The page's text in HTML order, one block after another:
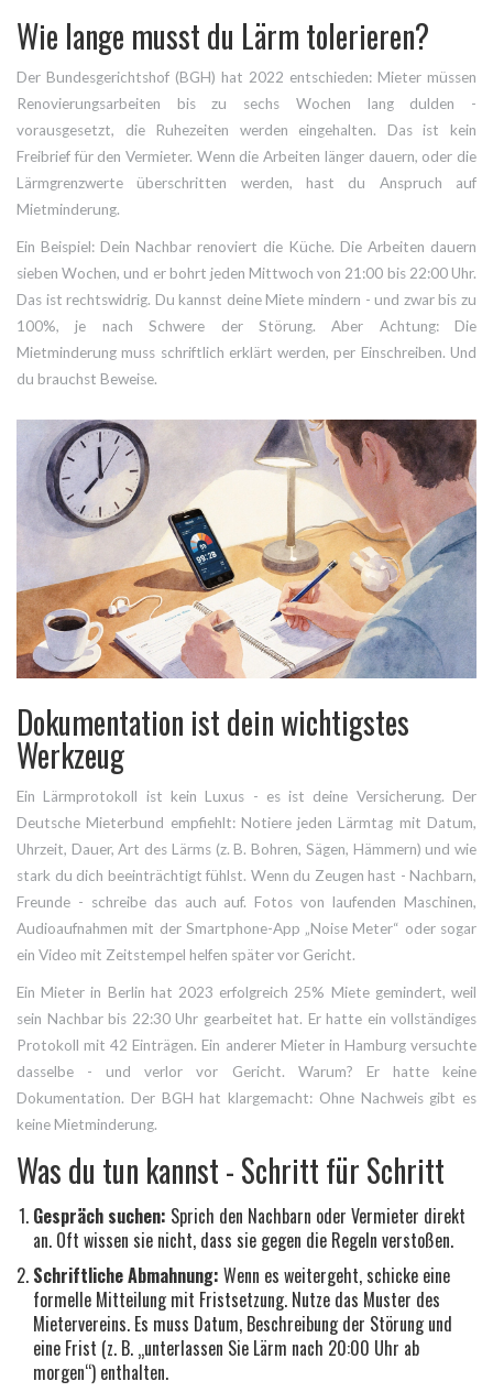
Wie lange musst du Lärm tolerieren?
Der Bundesgerichtshof (BGH) hat 2022 entschieden: Mieter müssen
Renovierungsarbeiten bis zu sechs Wochen lang dulden -
vorausgesetzt, die Ruhezeiten werden eingehalten. Das ist kein
Freibrief für den Vermieter. Wenn die Arbeiten länger dauern, oder die
Lärmgrenzwerte überschritten werden, hast du Anspruch auf
Mietminderung.
Ein Beispiel: Dein Nachbar renoviert die Küche. Die Arbeiten dauern
sieben Wochen, und er bohrt jeden Mittwoch von 21:00 bis 22:00 Uhr.
Das ist rechtswidrig. Du kannst deine Miete mindern - und zwar bis zu
100%, je nach Schwere der Störung. Aber Achtung: Die
Mietminderung muss schriftlich erklärt werden, per Einschreiben. Und
du brauchst Beweise.
Dokumentation ist dein wichtigstes
Werkzeug
Ein Lärmprotokoll ist kein Luxus - es ist deine Versicherung. Der
Deutsche Mieterbund empfiehlt: Notiere jeden Lärmtag mit Datum,
Uhrzeit, Dauer, Art des Lärms (z. B. Bohren, Sägen, Hämmern) und wie
stark du dich beeinträchtigt fühlst. Wenn du Zeugen hast - Nachbarn,
Freunde - schreibe das auch auf. Fotos von laufenden Maschinen,
Audioaufnahmen mit der Smartphone-App „Noise Meter“ oder sogar
ein Video mit Zeitstempel helfen später vor Gericht.
Ein Mieter in Berlin hat 2023 erfolgreich 25% Miete gemindert, weil
sein Nachbar bis 22:30 Uhr gearbeitet hat. Er hatte ein vollständiges
Protokoll mit 42 Einträgen. Ein anderer Mieter in Hamburg versuchte
dasselbe - und verlor vor Gericht. Warum? Er hatte keine
Dokumentation. Der BGH hat klargemacht: Ohne Nachweis gibt es
keine Mietminderung.
Was du tun kannst - Schritt für Schritt
Gespräch suchen: Sprich den Nachbarn oder Vermieter direkt
an. Oft wissen sie nicht, dass sie gegen die Regeln verstoßen.
Schriftliche Abmahnung: Wenn es weitergeht, schicke eine
formelle Mitteilung mit Fristsetzung. Nutze das Muster des
Mietervereins. Es muss Datum, Beschreibung der Störung und
eine Frist (z. B. „unterlassen Sie Lärm nach 20:00 Uhr ab
morgen“) enthalten.